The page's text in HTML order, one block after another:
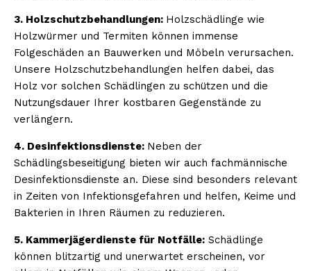
3. Holzschutzbehandlungen: Holzschädlinge wie
Holzwürmer und Termiten können immense
Folgeschäden an Bauwerken und Möbeln verursachen.
Unsere Holzschutzbehandlungen helfen dabei, das
Holz vor solchen Schädlingen zu schützen und die
Nutzungsdauer Ihrer kostbaren Gegenstände zu
verlängern.
4. Desinfektionsdienste: Neben der
Schädlingsbeseitigung bieten wir auch fachmännische
Desinfektionsdienste an. Diese sind besonders relevant
in Zeiten von Infektionsgefahren und helfen, Keime und
Bakterien in Ihren Räumen zu reduzieren.
5. Kammerjägerdienste für Notfälle: Schädlinge
können blitzartig und unerwartet erscheinen, vor